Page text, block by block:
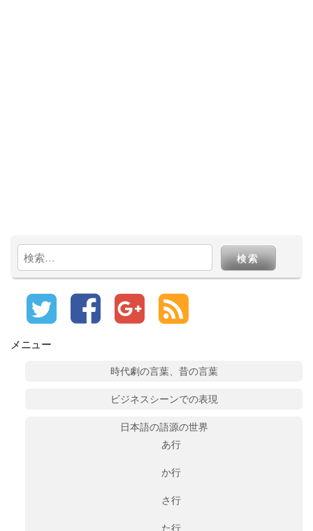
検
索:
メニュー
時代劇の言葉、昔の言葉
ビジネスシーンでの表現
日本語の語源の世界
あ行
か行
さ行
た行